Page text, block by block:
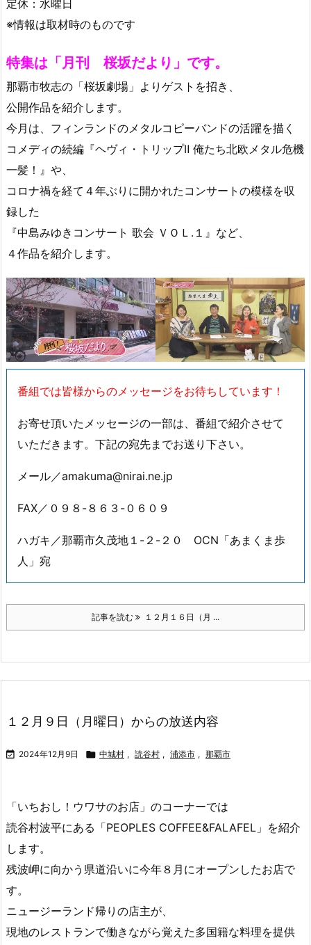
定休：水曜日
※情報は取材時のものです
特集は「月刊 桜坂だより」です。
那覇市牧志の「桜坂劇場」よりゲストを招き、
公開作品を紹介します。
今月は、フィンランドのメタルコピーバンドの活躍を描く
コメディの続編『ヘヴィ・トリップⅡ 俺たち北欧メタル危機
一髪！』や、
コロナ禍を経て４年ぶりに開かれたコンサートの模様を収
録した
『中島みゆきコンサート 歌会 ＶＯＬ.１』など、
４作品を紹介します。
番組では皆様からのメッセージをお待ちしています！
お寄せ頂いたメッセージの一部は、番組で紹介させて
いただきます。下記の宛先までお送り下さい。
メール／amakuma@nirai.ne.jp
FAX／０９８-８６３-０６０９
ハガキ／那覇市久茂地１-２-２０ OCN「あまくま歩
人」宛
記事を読む １２月１６日（月 ...
１２月９日（月曜日）からの放送内容
 2024年12月9日  中城村 , 読谷村 , 浦添市 , 那覇市
「いちおし！ウワサのお店」のコーナーでは
読谷村波平にある「PEOPLES COFFEE&FALAFEL」を紹介
します。
残波岬に向かう県道沿いに今年８月にオープンしたお店で
す。
ニュージーランド帰りの店主が、
現地のレストランで働きながら覚えた多国籍な料理を提供